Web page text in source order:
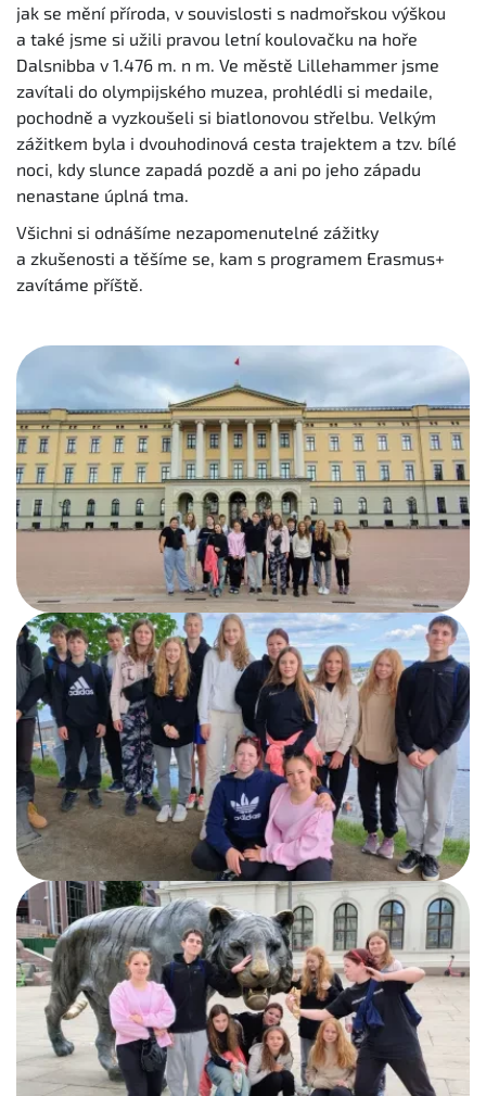
jak se mění příroda, v souvislosti s nadmořskou výškou
a také jsme si užili pravou letní koulovačku na hoře
Dalsnibba v 1.476 m. n m. Ve městě Lillehammer jsme
zavítali do olympijského muzea, prohlédli si medaile,
pochodně a vyzkoušeli si biatlonovou střelbu. Velkým
zážitkem byla i dvouhodinová cesta trajektem a tzv. bílé
noci, kdy slunce zapadá pozdě a ani po jeho západu
nenastane úplná tma.
Všichni si odnášíme nezapomenutelné zážitky
a zkušenosti a těšíme se, kam s programem Erasmus+
zavítáme příště.